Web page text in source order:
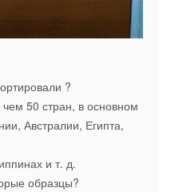
?
50 стран, в основном
Австралии, Египта,
и т. д.
образцы?